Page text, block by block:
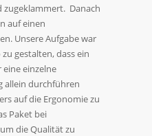
zugeklammert. Danach
auf einen
Unsere Aufgabe war
gestalten, dass ein
einzelne
allein durchführen
auf die Ergonomie zu
Paket bei
die Qualität zu